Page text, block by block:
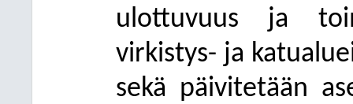
ulottuvuus ja
virkistys- ja
sekä päivitetään